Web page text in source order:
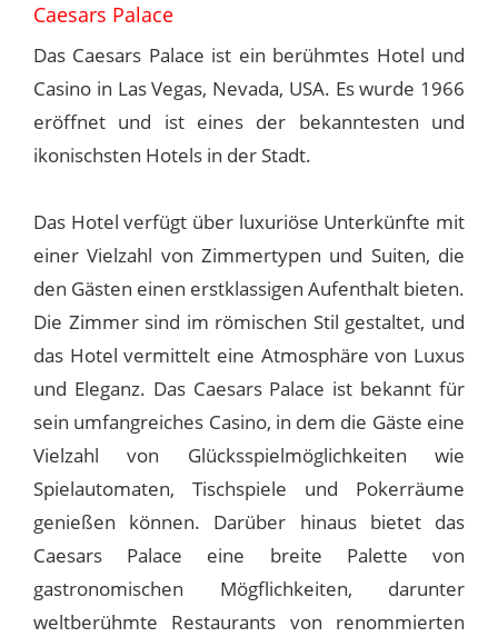
Caesars Palace
Das Caesars Palace ist ein berühmtes Hotel und
Casino in Las Vegas, Nevada, USA. Es wurde 1966
eröffnet und ist eines der bekanntesten und
ikonischsten Hotels in der Stadt.
Das Hotel verfügt über luxuriöse Unterkünfte mit
einer Vielzahl von Zimmertypen und Suiten, die
den Gästen einen erstklassigen Aufenthalt bieten.
Die Zimmer sind im römischen Stil gestaltet, und
das Hotel vermittelt eine Atmosphäre von Luxus
und Eleganz. Das Caesars Palace ist bekannt für
sein umfangreiches Casino, in dem die Gäste eine
Vielzahl von Glücksspielmöglichkeiten wie
Spielautomaten, Tischspiele und Pokerräume
genießen können. Darüber hinaus bietet das
Caesars Palace eine breite Palette von
gastronomischen Mögflichkeiten, darunter
weltberühmte Restaurants von renommierten